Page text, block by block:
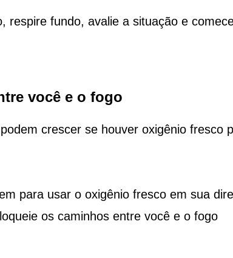
respire fundo, avalie a situação e
você e o fogo
crescer se houver oxigênio fresco
para usar o oxigênio fresco em sua
os caminhos entre você e o fogo